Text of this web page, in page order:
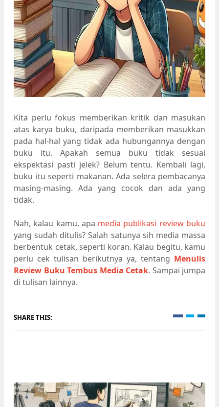
Kita perlu fokus memberikan kritik dan masukan
atas karya buku, daripada memberikan masukkan
pada hal-hal yang tidak ada hubungannya dengan
buku itu. Apakah semua buku tidak sesuai
ekspektasi pasti jelek? Belum tentu. Kembali lagi,
buku itu seperti makanan. Ada selera pembacanya
masing-masing. Ada yang cocok dan ada yang
tidak.
Nah, kalau kamu, apa media publikasi review buku
yang sudah ditulis? Salah satunya sih media massa
berbentuk cetak, seperti koran. Kalau begitu, kamu
perlu cek tulisan berikutnya ya, tentang Menulis
Review Buku Tembus Media Cetak. Sampai jumpa
di tulisan lainnya.
SHARE THIS: